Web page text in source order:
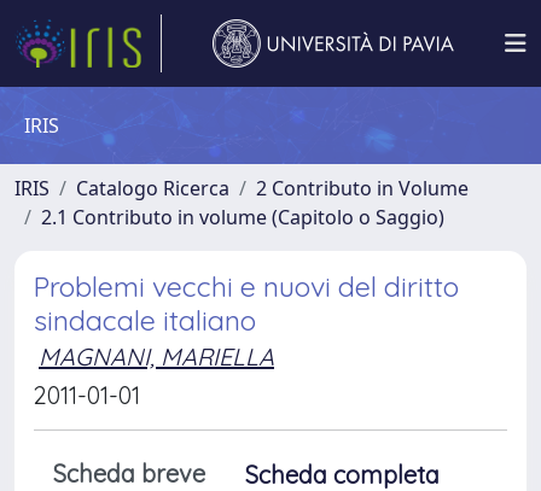
IRIS
IRIS Catalogo Ricerca
2 Contributo in Volume
2.1 Contributo in volume (Capitolo o Saggio)
Problemi vecchi e nuovi del diritto
sindacale italiano
MAGNANI, MARIELLA
2011-01-01
Scheda breve
Scheda completa